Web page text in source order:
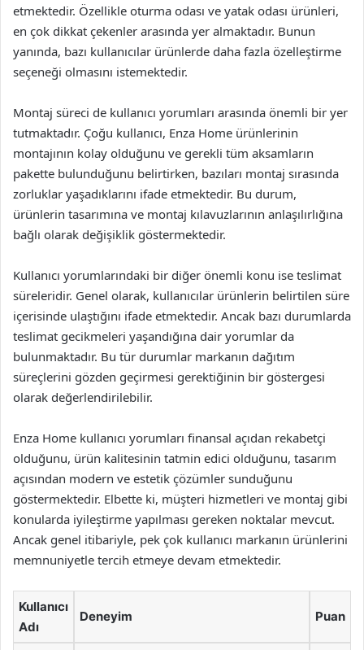
etmektedir. Özellikle oturma odası ve yatak odası ürünleri,
en çok dikkat çekenler arasında yer almaktadır. Bunun
yanında, bazı kullanıcılar ürünlerde daha fazla özelleştirme
seçeneği olmasını istemektedir.
Montaj süreci de kullanıcı yorumları arasında önemli bir yer
tutmaktadır. Çoğu kullanıcı, Enza Home ürünlerinin
montajının kolay olduğunu ve gerekli tüm aksamların
pakette bulunduğunu belirtirken, bazıları montaj sırasında
zorluklar yaşadıklarını ifade etmektedir. Bu durum,
ürünlerin tasarımına ve montaj kılavuzlarının anlaşılırlığına
bağlı olarak değişiklik göstermektedir.
Kullanıcı yorumlarındaki bir diğer önemli konu ise teslimat
süreleridir. Genel olarak, kullanıcılar ürünlerin belirtilen süre
içerisinde ulaştığını ifade etmektedir. Ancak bazı durumlarda
teslimat gecikmeleri yaşandığına dair yorumlar da
bulunmaktadır. Bu tür durumlar markanın dağıtım
süreçlerini gözden geçirmesi gerektiğinin bir göstergesi
olarak değerlendirilebilir.
Enza Home kullanıcı yorumları finansal açıdan rekabetçi
olduğunu, ürün kalitesinin tatmin edici olduğunu, tasarım
açısından modern ve estetik çözümler sunduğunu
göstermektedir. Elbette ki, müşteri hizmetleri ve montaj gibi
konularda iyileştirme yapılması gereken noktalar mevcut.
Ancak genel itibariyle, pek çok kullanıcı markanın ürünlerini
memnuniyetle tercih etmeye devam etmektedir.
Kullanıcı
Adı
Deneyim Puan